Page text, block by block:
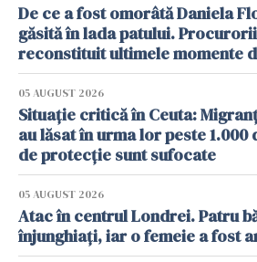
De ce a fost omorâtă Daniela
găsită în lada patului.
reconstituit ultimele momente
05 AUGUST 2026
Situație critică în Ceuta:
au lăsat în urma lor peste
de protecție sunt sufocate
05 AUGUST 2026
Atac în centrul Londrei. Patru
înjunghiați, iar o femeie a fost